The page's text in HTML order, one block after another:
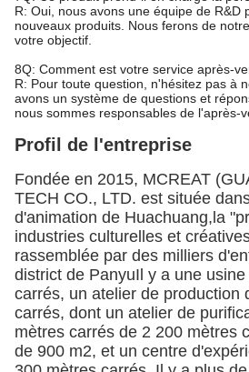
R: Oui, nous avons une équipe de R&D
nouveaux produits. Nous ferons de
votre objectif.
8Q: Comment est votre service après-
R: Pour toute question, n'hésitez pas à
avons un système de questions et
nous sommes responsables de l'après-
Profil de l'entreprise
Fondée en 2015, MCREAT
TECH CO., LTD. est située
d'animation de Huachuang,la
industries culturelles et
rassemblée par des milliers
district de PanyuIl y a une
carrés, un atelier de production
carrés, dont un atelier de
mètres carrés de 2 200 mètres
de 900 m2, et un centre